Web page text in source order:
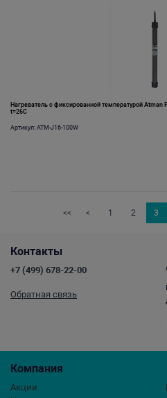
Нагреватель c фиксированной температурой Atman
t=26C
Артикул: ATM-J16-100W
<< < 1 2 3
Компания
Акции
Контакты
+7 (499) 678-22-00
Обратная связь